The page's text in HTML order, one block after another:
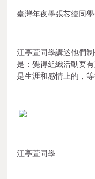
臺灣年夜學張芯綾同
江亭萱同學講述他們
是：覺得組織活動要
是生涯和感情上的，
江亭萱同學